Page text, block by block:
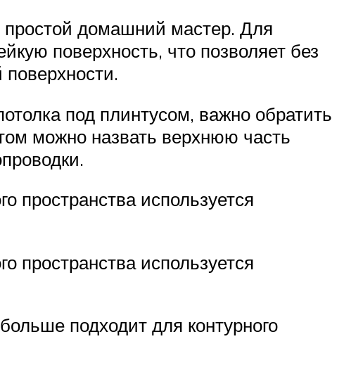
простой домашний мастер. Для
поверхность, что позволяет без
под плинтусом, важно обратить
можно назвать верхнюю часть
пространства используется
пространства используется
подходит для контурного